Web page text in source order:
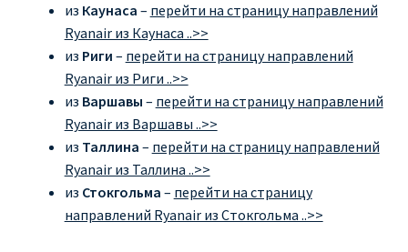
из Каунаса – перейти на страницу направлений
Ryanair из Каунаса ..>>
из Риги – перейти на страницу направлений
Ryanair из Риги ..>>
из Варшавы – перейти на страницу направлений
Ryanair из Варшавы ..>>
из Таллина – перейти на страницу направлений
Ryanair из Таллина ..>>
из Стокгольма – перейти на страницу
направлений Ryanair из Стокгольма ..>>